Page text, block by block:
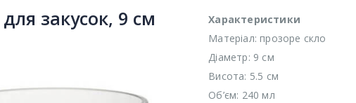
закусок, 9 см
Характеристики
Матеріал: прозоре скло
Діаметр: 9 см
Висота: 5.5 см
Об’єм: 240 мл